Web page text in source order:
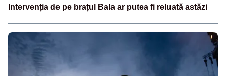
Intervenția de pe brațul Bala ar putea fi reluată astăzi